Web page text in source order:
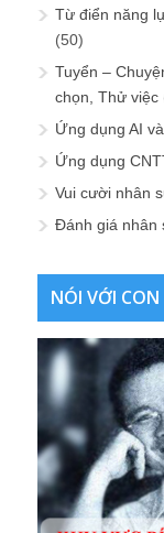
Từ điển năng
(50)
Tuyển –
chọn, Thử việc
Ứng dụng AI
Ứng dụng
Vui cười nhân
Đánh giá nhân
NÓI VỚI CON